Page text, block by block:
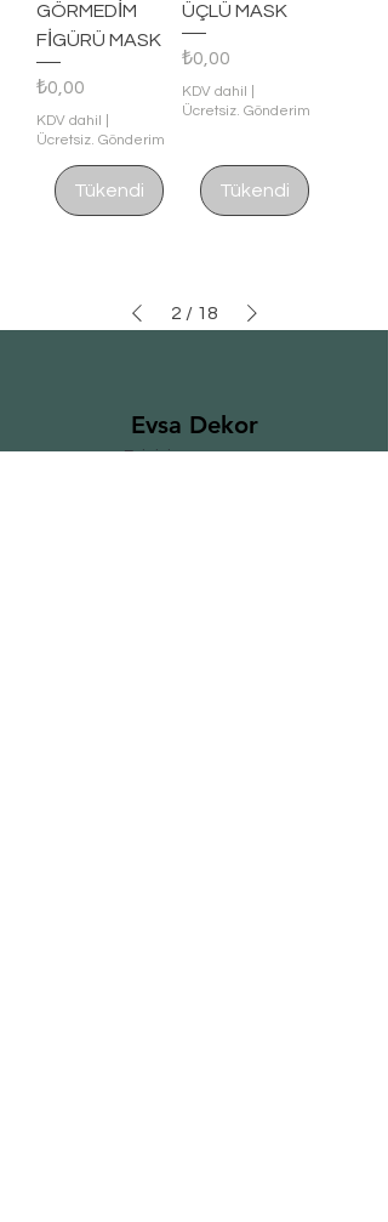
GÖRMEDİM
FİGÜRÜ MASK
Fiyat
₺0,00
KDV dahil
Ücretsiz. Gönderim
Tükendi
ÜÇLÜ MASK
Fiyat
₺0,00
KDV dahil
Ücretsiz. Gönderim
Tükendi
2 / 18
Evsa Dekor
Evinizi